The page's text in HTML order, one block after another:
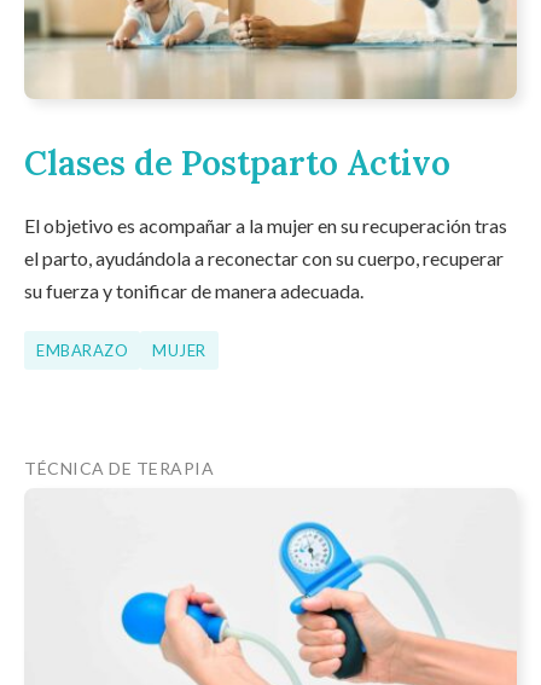
Clases de Postparto Activo
El objetivo es acompañar a la mujer en su recuperación tras
el parto, ayudándola a reconectar con su cuerpo, recuperar
su fuerza y tonificar de manera adecuada.
EMBARAZO MUJER
TÉCNICA DE TERAPIA